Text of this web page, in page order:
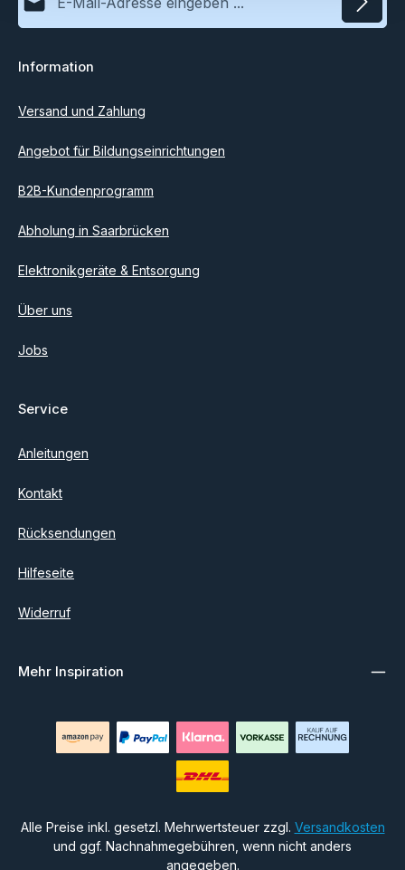
Ich habe dieDatenschutzbestimmungen
einverstanden.
Information
Versand und Zahlung
Angebot für Bildungseinrichtungen
B2B-Kundenprogramm
Abholung in Saarbrücken
Elektronikgeräte & Entsorgung
Über uns
Jobs
Service
Anleitungen
Kontakt
Rücksendungen
Hilfeseite
Widerruf
Mehr Inspiration
Alle Preise inkl. gesetzl. Mehrwertsteuer zzgl. Versandkosten
und ggf. Nachnahmegebühren, wenn nicht anders
angegeben.